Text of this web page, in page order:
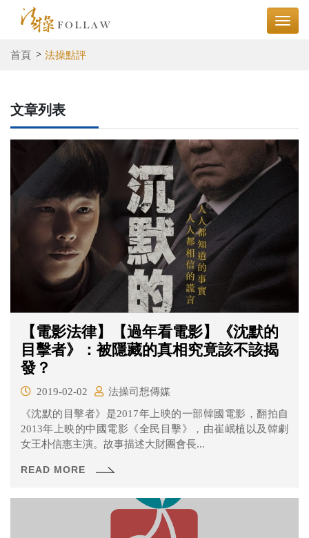
首頁 法操點評
文章列表
【電影法律】【過年看電影】《沈默的
目擊者》：被隱藏的真相究竟該不該揭
發？
2019-02-02
法操司想傳媒
《沈默的目擊者》是2017年上映的一部韓國電影，翻拍自
2013年上映的中國電影《全民目擊》，由崔岷植以及韓劇
女王朴信惠主演。故事描述大財團會長...
READ MORE